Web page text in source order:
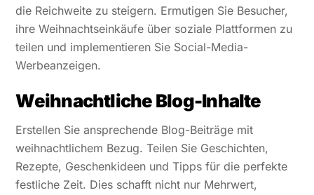
die Reichweite zu steigern. Ermutigen Sie Besucher,
ihre Weihnachtseinkäufe über soziale Plattformen zu
teilen und implementieren Sie Social-Media-
Werbeanzeigen.
Weihnachtliche Blog-Inhalte
Erstellen Sie ansprechende Blog-Beiträge mit
weihnachtlichem Bezug. Teilen Sie Geschichten,
Rezepte, Geschenkideen und Tipps für die perfekte
festliche Zeit. Dies schafft nicht nur Mehrwert,